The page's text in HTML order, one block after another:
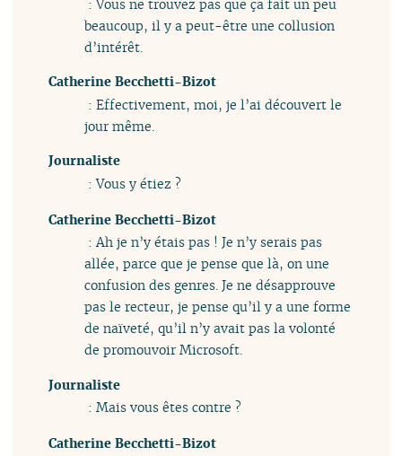
: Vous ne trouvez pas que ça fait un peu
beaucoup, il y a peut-être une collusion
d’intérêt.
Catherine Becchetti-Bizot
: Effectivement, moi, je l’ai découvert le
jour même.
Journaliste
: Vous y étiez ?
Catherine Becchetti-Bizot
: Ah je n’y étais pas ! Je n’y serais pas
allée, parce que je pense que là, on une
confusion des genres. Je ne désapprouve
pas le recteur, je pense qu’il y a une forme
de naïveté, qu’il n’y avait pas la volonté
de promouvoir Microsoft.
Journaliste
: Mais vous êtes contre ?
Catherine Becchetti-Bizot